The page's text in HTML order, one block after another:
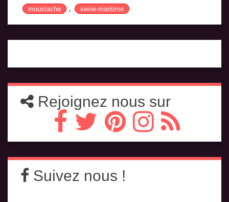
moustache , seine-maritime
Rejoignez nous sur
Suivez nous !